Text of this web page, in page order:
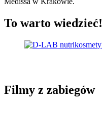
To warto wiedzieć!
Filmy z zabiegów